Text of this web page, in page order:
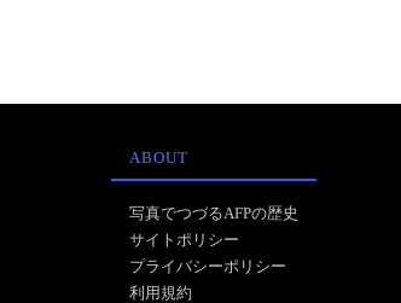
ABOUT
写真でつづるAFPの歴史
サイトポリシー
プライバシーポリシー
利用規約